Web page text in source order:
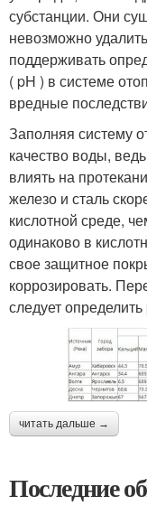
субстанции. Они
невозможно
поддерживать
( pH ) в системе
вредные
Заполняя систему
качество воды,
влиять на
железо и сталь
кислотной среде,
одинаково в
свое защитное
коррозировать.
следует
читать дальше →
Последние